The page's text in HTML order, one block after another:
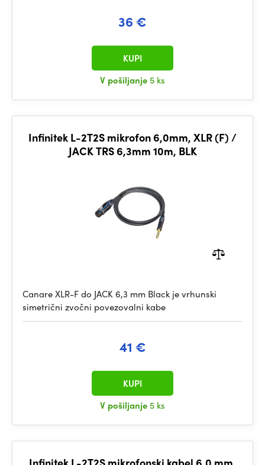
36 €
V pošiljanje 5 ks
KUPI
Infinitek L-2T2S mikrofon 6,0mm, XLR (F) /
JACK TRS 6,3mm 10m, BLK
Canare XLR-F do JACK 6,3 mm Black je vrhunski
simetrični zvočni povezovalni kabe
41 €
V pošiljanje 5 ks
KUPI